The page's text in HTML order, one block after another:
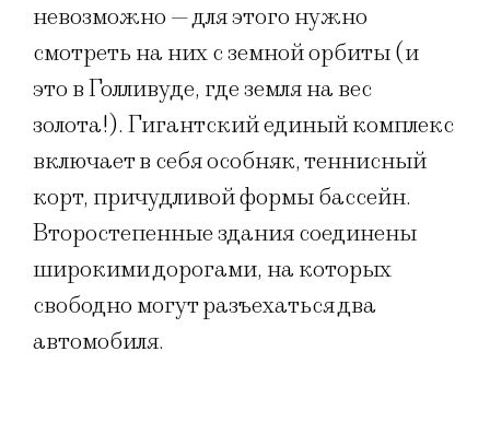
невозможно — для этого нужно
смотреть на них с земной орбиты (и
это в Голливуде, где земля на вес
золота!). Гигантский единый комплекс
включает в себя особняк, теннисный
корт, причудливой формы бассейн.
Второстепенные здания соединены
широкими дорогами, на которых
свободно могут разъехаться два
автомобиля.